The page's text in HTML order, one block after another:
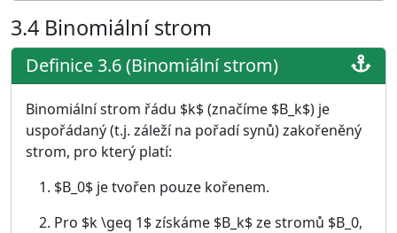
3.4 Binomiální strom
Definice 3.6 (Binomiální strom)
Binomiální strom řádu $k$ (značíme $B_k$) je
uspořádaný (t.j. záleží na pořadí synů) zakořeněný
strom, pro který platí:
$B_0$ je tvořen pouze kořenem.
Pro $k \geq 1$ získáme $B_k$ ze stromů $B_0,